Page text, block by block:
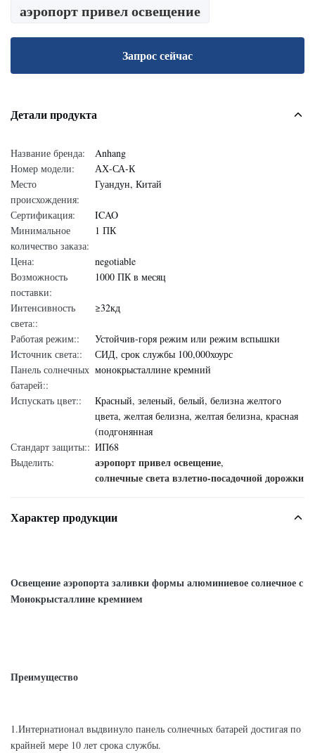
аэропорт привел освещение
Запрос сейчас
Детали продукта
Название бренда:
Anhang
Номер модели:
АХ-СА-К
Место
происхождения:
Гуандун, Китай
Сертификация:
ICAO
Минимальное
количество заказа:
1 ПК
Цена:
negotiable
Возможность
поставки:
1000 ПК в месяц
Интенсивность
света::
≥32кд
Работая режим::
Устойчив-горя режим или режим вспышки
Источник света::
СИД, срок службы 100,000хоурс
Панель солнечных
батарей::
монокрысталлине кремний
Испускать цвет::
Красный, зеленый, белый, белизна желтого
цвета, желтая белизна, желтая белизна, красная
(подгонянная
Стандарт защиты:: ИП68
Выделить:
аэропорт привел освещение,
солнечные света взлетно-посадочной дорожки
Характер продукции
Освещение аэропорта заливки формы алюминиевое солнечное с
Монокрысталлине кремнием
Преимущество
1.Интернатионал выдвинуло панель солнечных батарей достигая по
крайней мере 10 лет срока службы.